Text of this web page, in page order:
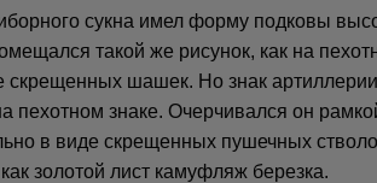
сукна имел форму подковы
такой же рисунок, как на
скрещенных шашек. Но знак
пехотном знаке. Очерчивался он
в виде скрещенных пушечных
золотой лист камуфляж березка.